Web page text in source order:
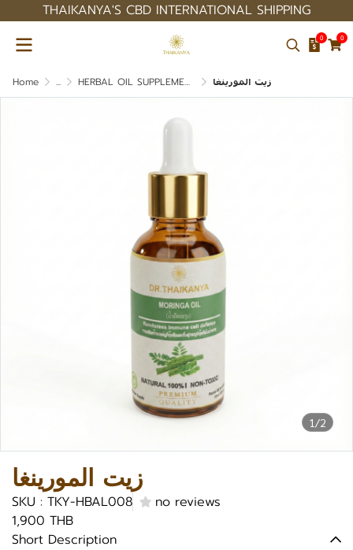
THAIKANYA'S CBD INTERNATIONAL SHIPPING
0 0
Home ... HERBAL OIL SUPPLEMENT زيت المورينغا
1/2
زيت المورينغا
SKU : TKY-HBAL008
no reviews
1,900 THB
Short Description